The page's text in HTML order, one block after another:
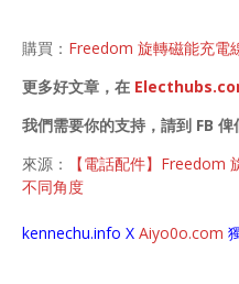
購買： Freedom 旋轉磁能充電
更多好文章，在
我們需要你的支持，請到 FB 俾
來源：
【電話配件】Freedom
不同角度
kennechu.info X Aiyo0o.com